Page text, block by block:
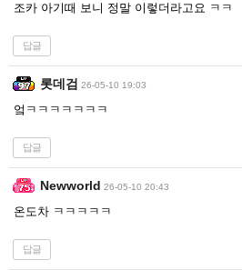
조카 아기때 보니 정말 이렇더라고요 ㅋㅋ
답글
롯데검 26-05-10 19:03
엌ㅋㅋㅋㅋㅋㅋㅋ
답글
Newworld 26-05-10 20:43
온도차 ㅋㅋㅋㅋㅋ
답글